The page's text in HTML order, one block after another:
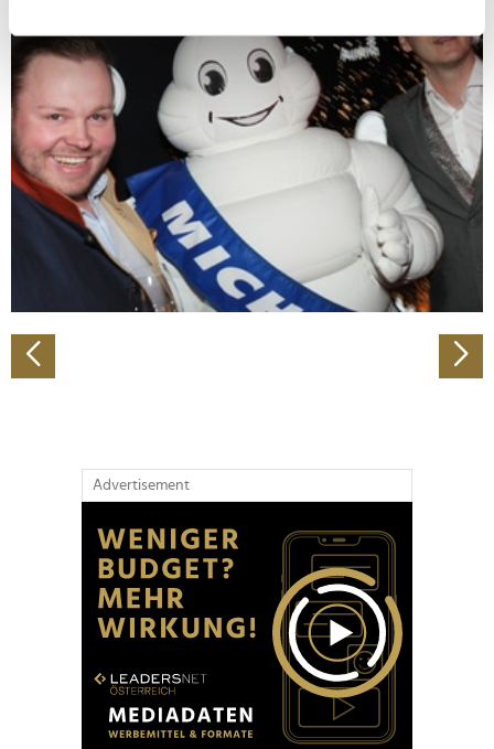
bestimmten Merkmalen (Fingerprinting) identifizieren
Erfahren Sie mehr darüber, wie Ihre persönlichen Daten
verarbeitet werden, und legen Sie Ihre Präferenzen im
Abschnitt Einzelheiten
Wir verwenden Cookies, um Inhalte und Anzeigen zu
personalisieren, Funktionen für soziale Medien anbieten
zu können und die Zugriffe auf unsere Website zu
analysieren. Außerdem geben wir Informationen zu Ihrer
Verwendung unserer Website an unsere Partner für
Partner führen diese Informationen möglicherweise mit
weiteren Daten zusammen, die Sie ihnen bereitgestellt
Advertisement